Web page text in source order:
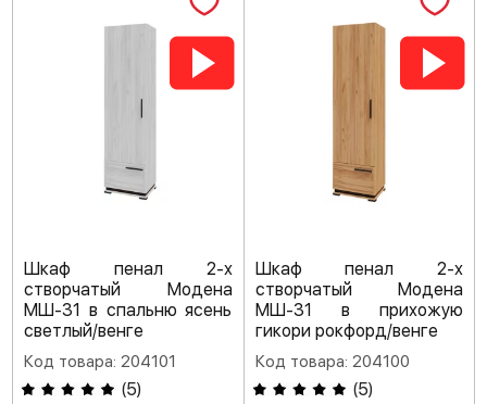
Шкаф пенал 2-х
створчатый Модена
МШ-31 в спальню ясень
светлый/венге
Код товара: 204101
(5)
Шкаф пенал 2-х
створчатый Модена
МШ-31 в прихожую
гикори рокфорд/венге
Код товара: 204100
(5)